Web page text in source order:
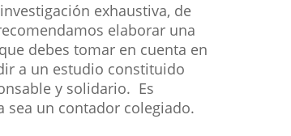
exhaustiva, de
elaborar una
debes tomar en cuenta en
a un estudio constituido
y solidario. Es
un contador colegiado.